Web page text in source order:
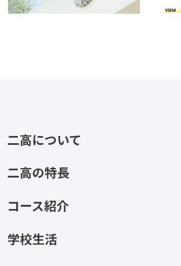
二高について
二高の特長
コース紹介
学校生活